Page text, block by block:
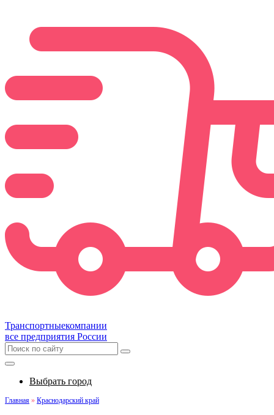
Транспортныекомпании
все предприятия России
Выбрать город
Главная » Краснодарский край